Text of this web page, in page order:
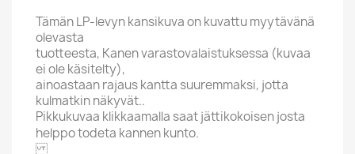
Tämän LP-levyn kansikuva on kuvattu myytävänä
olevasta
tuotteesta, Kanen varastovalaistuksessa (kuvaa
ei ole käsitelty),
ainoastaan rajaus kantta suuremmaksi, jotta
kulmatkin näkyvät..
Pikkukuvaa klikkaamalla saat jättikokoisen josta
helppo todeta kannen kunto.